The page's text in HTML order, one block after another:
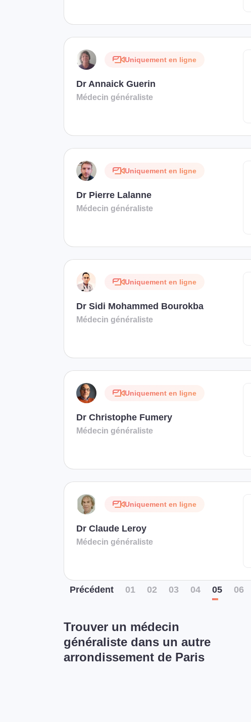
Uniquement en ligne
Dr Annaick Guerin
Médecin généraliste
Uniquement en ligne
Dr Pierre Lalanne
Médecin généraliste
Uniquement en ligne
Dr Sidi Mohammed Bourokba
Médecin généraliste
Uniquement en ligne
Dr Christophe Fumery
Médecin généraliste
Uniquement en ligne
Dr Claude Leroy
Médecin généraliste
Précédent 01 02 03 04 05 06
Trouver un médecin
généraliste dans un autre
arrondissement de Paris